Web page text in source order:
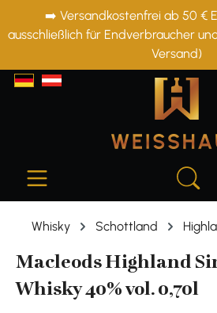
springen
➡️ Versandkostenfrei ab 50 €
ausschließlich für Endverbraucher
Versand)
Whisky Schottland
Macleods Highland
Whisky 40% vol. 0,70l